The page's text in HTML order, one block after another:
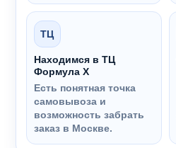
ТЦ
Находимся в ТЦ
Формула Х
Есть понятная точка
самовывоза и
возможность забрать
заказ в Москве.